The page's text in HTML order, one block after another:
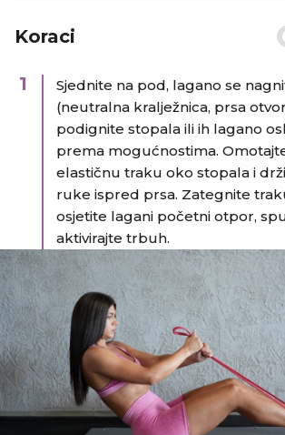
Koraci
1
Sjednite na pod, lagano se
(neutralna kralježnica, prsa
podignite stopala ili ih lagano
prema mogućnostima.
elastičnu traku oko stopala i
ruke ispred prsa. Zategnite
osjetite lagani početni otpor,
aktivirajte trbuh.